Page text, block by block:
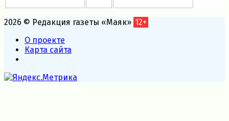
2026 © Редакция газеты «Маяк» 12+
О проекте
Карта сайта